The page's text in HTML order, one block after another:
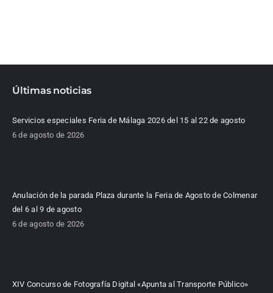
Últimas noticias
Servicios especiales Feria de Málaga 2026 del 15 al 22 de agosto
6 de agosto de 2026
Anulación de la parada Plaza durante la Feria de Agosto de Colmenar
del 6 al 9 de agosto
6 de agosto de 2026
XIV Concurso de Fotografía Digital «Apunta al Transporte Público»